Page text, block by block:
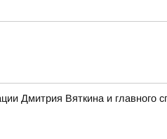
Дмитрия Вяткина и